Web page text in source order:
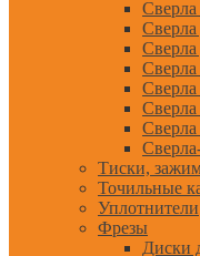
Сверла
Сверла
Тиски,
Точильные
Уплотнители
Фрезы
Диски